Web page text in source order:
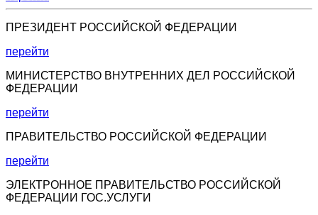
ПРЕЗИДЕНТ РОССИЙСКОЙ ФЕДЕРАЦИИ
перейти
МИНИСТЕРСТВО ВНУТРЕННИХ ДЕЛ РОССИЙСКОЙ
ФЕДЕРАЦИИ
перейти
ПРАВИТЕЛЬСТВО РОССИЙСКОЙ ФЕДЕРАЦИИ
перейти
ЭЛЕКТРОННОЕ ПРАВИТЕЛЬСТВО РОССИЙСКОЙ
ФЕДЕРАЦИИ ГОС.УСЛУГИ